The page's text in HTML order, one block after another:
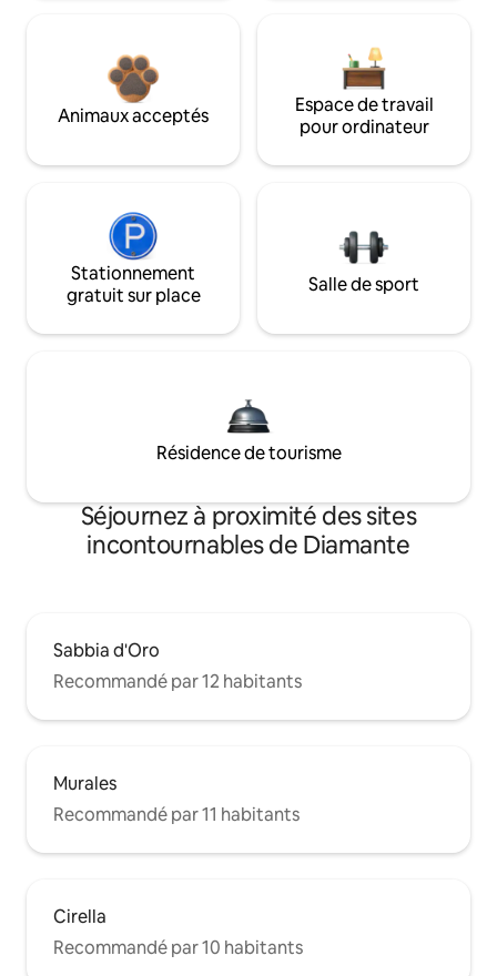
Animaux acceptés
Espace de travail
pour ordinateur
Stationnement
gratuit sur place
Salle de sport
Résidence de tourisme
Séjournez à proximité des sites
incontournables de Diamante
Sabbia d'Oro
Recommandé par 12 habitants
Murales
Recommandé par 11 habitants
Cirella
Recommandé par 10 habitants